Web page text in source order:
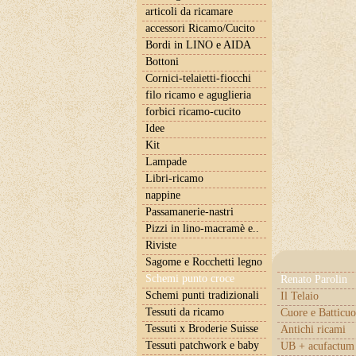
articoli da ricamare
accessori Ricamo/Cucito
Bordi in LINO e AIDA
Bottoni
Cornici-telaietti-fiocchi
filo ricamo e aguglieria
forbici ricamo-cucito
Idee
Kit
Lampade
Libri-ricamo
nappine
Passamanerie-nastri
Pizzi in lino-macramè e..
Riviste
Sagome e Rocchetti legno
Schemi punto croce
Renato Parolin
Il Telaio
Cuore e
Antichi ricami
UB +
Schemi punti tradizionali
Tessuti da ricamo
Tessuti x Broderie Suisse
Tessuti patchwork e baby